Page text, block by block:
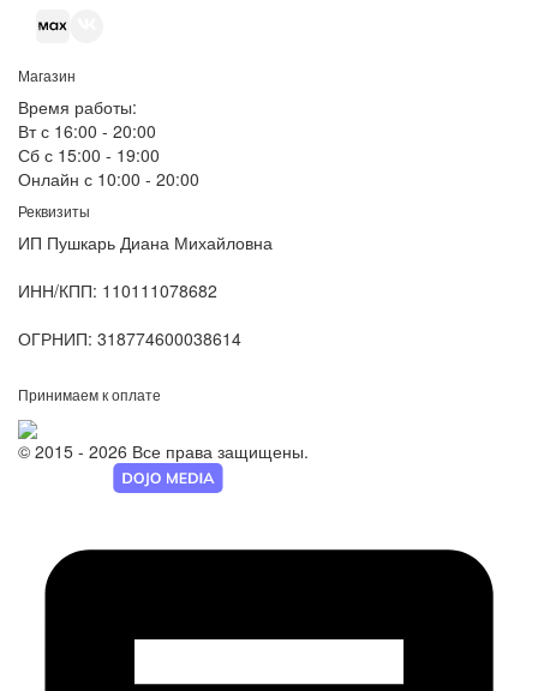
Магазин
Время работы:
Вт с 16:00 - 20:00
Сб с 15:00 - 19:00
Онлайн с 10:00 - 20:00
Реквизиты
ИП Пушкарь Диана Михайловна
ИНН/КПП: 110111078682
ОГРНИП: 318774600038614
Принимаем к оплате
© 2015 - 2026 Все права защищены.